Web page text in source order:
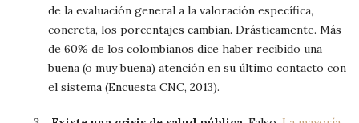
de la evaluación general a la valoración específica,
concreta, los porcentajes cambian. Drásticamente. Más
de 60% de los colombianos dice haber recibido una
buena (o muy buena) atención en su último contacto con
el sistema (Encuesta CNC, 2013).